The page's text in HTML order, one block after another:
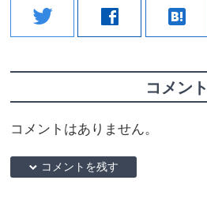
twitter facebook hatenabookmark
コメント
コメントはありません。
down コメントを残す